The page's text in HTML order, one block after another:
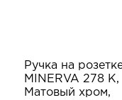
Ручка на
MINERVA 278 K,
Матовый хром,